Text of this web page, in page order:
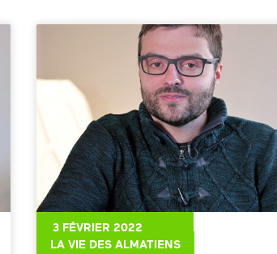
LA VIE DES ALMATIENS
3 FÉVRIER 2022